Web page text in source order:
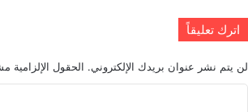
اترك تعليقاً
لن يتم نشر عنوان بريدك الإلكتروني. الحقول الإلزامية